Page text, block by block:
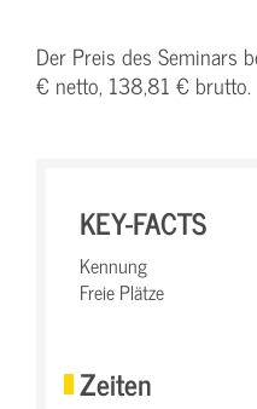
Der Preis des Seminars
€ netto, 138,81 € brutto.
KEY-FACTS
Kennung
Freie Plätze
Zeiten